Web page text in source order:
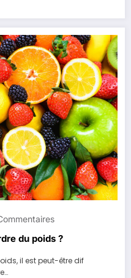
du poids ?
il est peut-être dif